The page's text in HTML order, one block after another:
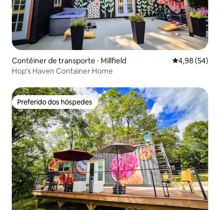
Contêiner de transporte ⋅ Millfield 4,98 de uma
4,98 (54)
Hop's Haven Container Home
Preferido dos hóspedes
Preferido dos hóspedes